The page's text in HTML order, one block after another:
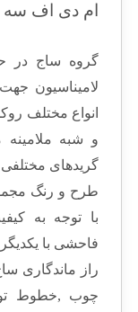
ام دی اف
گروه ساج در
لامیناسیون
انواع مختلف
و شبه ملامینه
گریدهای مختلفی
طرح و رنگ
با توجه به
فاحشی با یکدیگر
راز ماندگاری
چوب ,خطوط